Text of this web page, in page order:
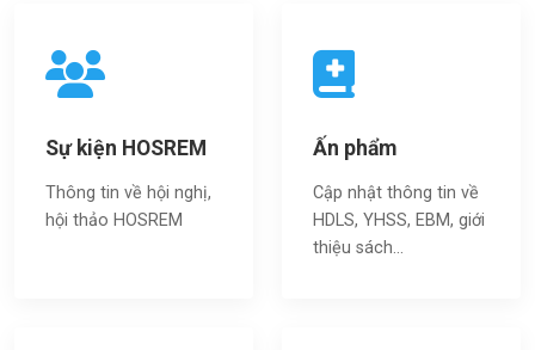
Sự kiện HOSREM
Thông tin về hội nghị,
hội thảo HOSREM
Ấn phẩm
Cập nhật thông tin về
HDLS, YHSS, EBM, giới
thiệu sách…